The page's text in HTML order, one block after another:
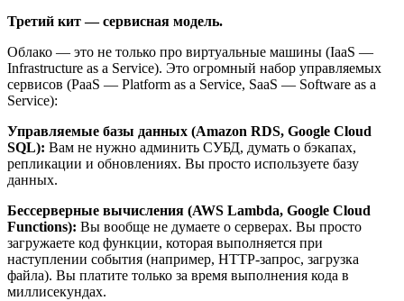
Третий кит — сервисная модель.
Облако — это не только про виртуальные машины (IaaS —
Infrastructure as a Service). Это огромный набор управляемых
сервисов (PaaS — Platform as a Service, SaaS — Software as a
Service):
Управляемые базы данных (Amazon RDS, Google Cloud
SQL): Вам не нужно админить СУБД, думать о бэкапах,
репликации и обновлениях. Вы просто используете базу
данных.
Бессерверные вычисления (AWS Lambda, Google Cloud
Functions): Вы вообще не думаете о серверах. Вы просто
загружаете код функции, которая выполняется при
наступлении события (например, HTTP-запрос, загрузка
файла). Вы платите только за время выполнения кода в
миллисекундах.